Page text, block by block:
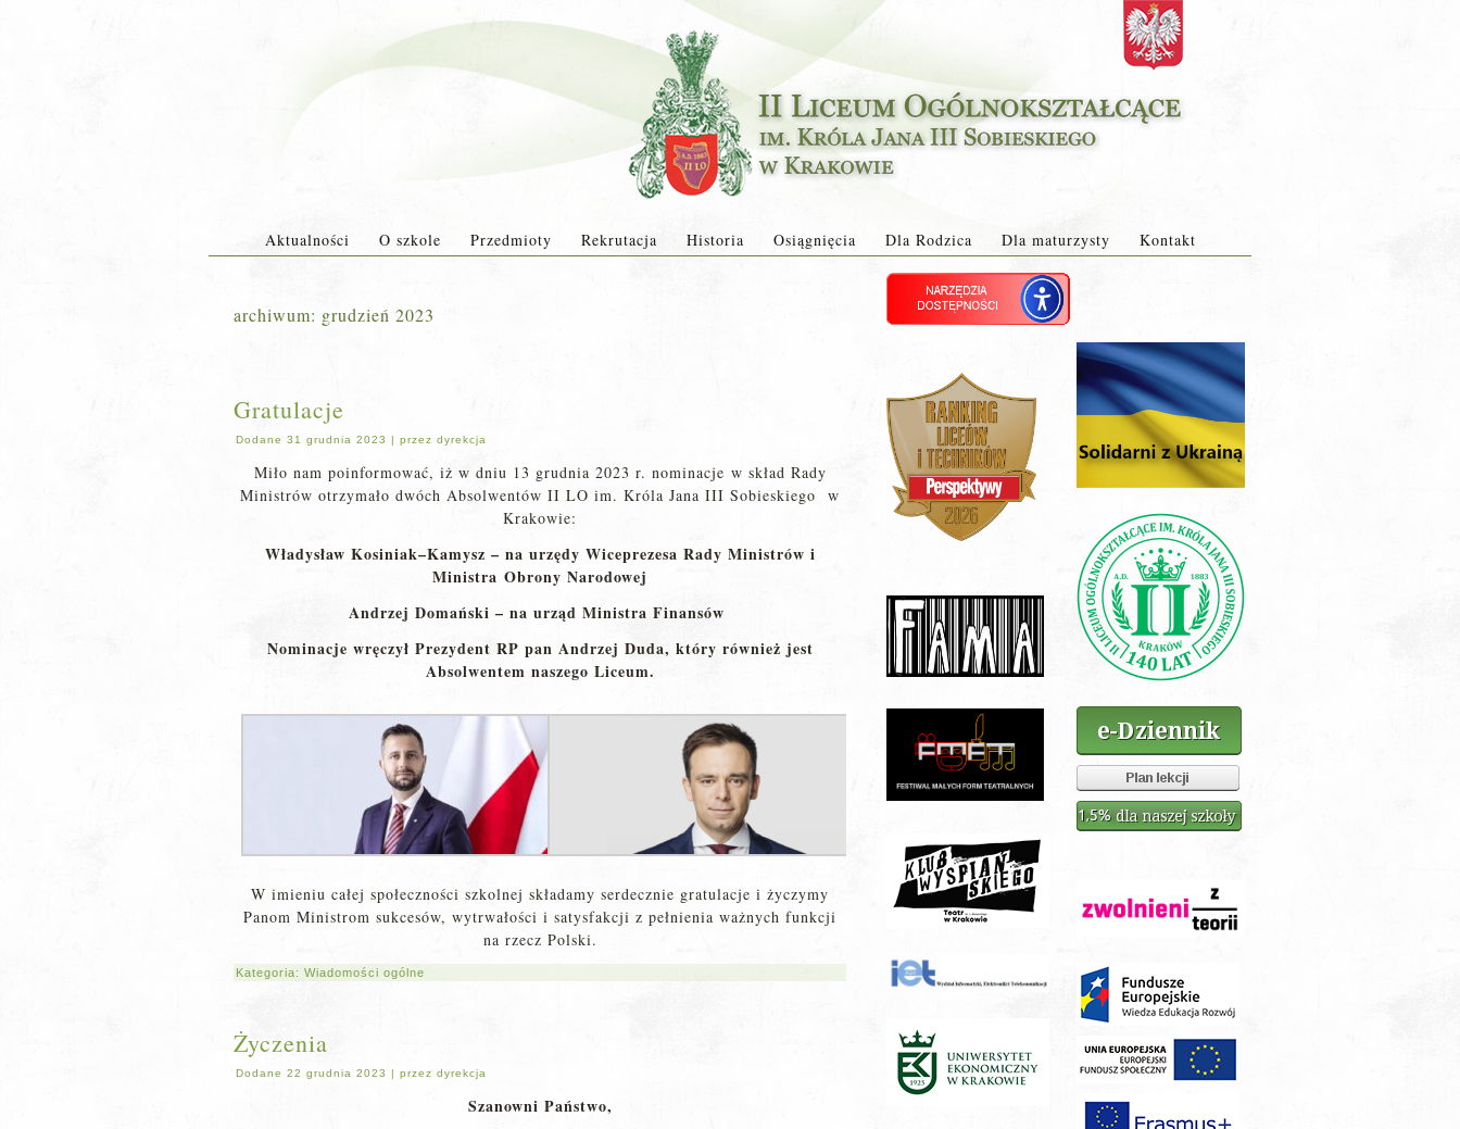
Aktualności O szkole Przedmioty Rekrutacja Historia Osiągnięcia Dla Rodzica Dla maturzysty Kontakt
archiwum: grudzień 2023
Gratulacje
Dodane 31 grudnia 2023 | przez dyrekcja
Miło nam poinformować, iż w dniu 13 grudnia 2023 r. nominacje w skład Rady
Ministrów otrzymało dwóch Absolwentów II LO im. Króla Jana III Sobieskiego w
Krakowie:
Władysław Kosiniak–Kamysz – na urzędy Wiceprezesa Rady Ministrów i
Ministra Obrony Narodowej
Andrzej Domański – na urząd Ministra Finansów
Nominacje wręczył Prezydent RP pan Andrzej Duda, który również jest
Absolwentem naszego Liceum.
W imieniu całej społeczności szkolnej składamy serdecznie gratulacje i życzymy
Panom Ministrom sukcesów, wytrwałości i satysfakcji z pełnienia ważnych funkcji
na rzecz Polski.
Kategoria: Wiadomości ogólne
Życzenia
Dodane 22 grudnia 2023 | przez dyrekcja
Szanowni Państwo,